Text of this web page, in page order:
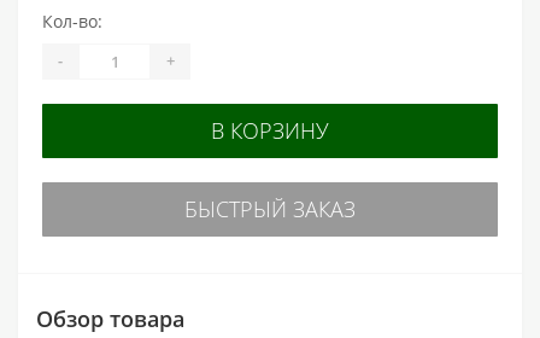
Кол-во:
- +
В КОРЗИНУ
БЫСТРЫЙ ЗАКАЗ
Обзор товара